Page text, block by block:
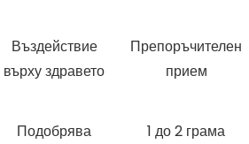
Въздействие
върху здравето
Препоръчителен
прием
Подобрява
1 до 2 грама